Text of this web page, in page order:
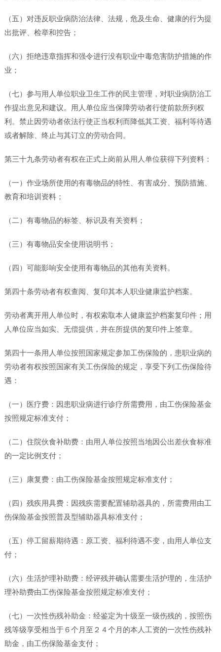
（五）对违反职业病防治法律、法规，危及生命、健康的行为提
出批评、检举和控告；
（六）拒绝违章指挥和强令进行没有职业中毒危害防护措施的作
业；
（七）参与用人单位职业卫生工作的民主管理，对职业病防治工
作提出意见和建议。用人单位应当保障劳动者行使前款所列权
利。禁止因劳动者依法行使正当权利而降低其工资、福利等待遇
或者解除、终止与其订立的劳动合同。
第三十九条劳动者有权在正式上岗前从用人单位获得下列资料：
（一）作业场所使用的有毒物品的特性、有害成分、预防措施、
教育和培训资料；
（二）有毒物品的标签、标识及有关资料；
（三）有毒物品安全使用说明书；
（四）可能影响安全使用有毒物品的其他有关资料。
第四十条劳动者有权查阅、复印其本人职业健康监护档案。
劳动者离开用人单位时，有权索取本人健康监护档案复印件；用
人单位应当如实、无偿提供，并在所提供的复印件上签章。
第四十一条用人单位按照国家规定参加工伤保险的，患职业病的
劳动者有权按照国家有关工伤保险的规定，享受下列工伤保险待
遇：
（一）医疗费：因患职业病进行诊疗所需费用，由工伤保险基金
按照规定标准支付；
（二）住院伙食补助费：由用人单位按照当地因公出差伙食标准
的一定比例支付；
（三）康复费：由工伤保险基金按照规定标准支付；
（四）残疾用具费：因残疾需要配置辅助器具的，所需费用由工
伤保险基金按照普及型辅助器具标准支付；
（五）停工留薪期待遇：原工资、福利待遇不变，由用人单位支
付；
（六）生活护理补助费：经评残并确认需要生活护理的，生活护
理补助费由工伤保险基金按照规定标准支付；
（七）一次性伤残补助金：经鉴定为十级至一级伤残的，按照伤
残等级享受相当于６个月至２４个月的本人工资的一次性伤残补
助金，由工伤保险基金支付；